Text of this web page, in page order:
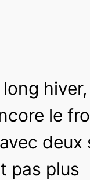
le
deux
pas plus